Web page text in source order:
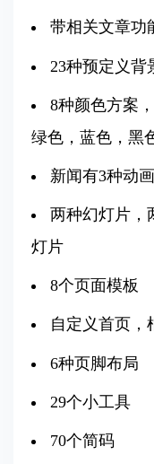
带相关文章功
23种预定义背
8种颜色方案
绿色，蓝色，黑
新闻有3种动
两种幻灯片，
灯片
8个页面模板
自定义首页，
6种页脚布局
29个小工具
70个简码